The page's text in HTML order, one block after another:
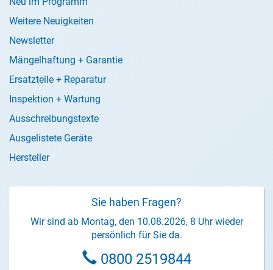
Weitere Neuigkeiten
Newsletter
Mängelhaftung + Garantie
Ersatzteile + Reparatur
Inspektion + Wartung
Ausschreibungstexte
Ausgelistete Geräte
Hersteller
Sie haben Fragen?
Wir sind ab Montag, den 10.08.2026, 8 Uhr wieder
persönlich für Sie da.
0800 2519844